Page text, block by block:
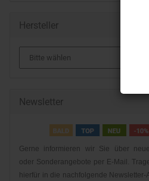
Hersteller
Newsletter
Gerne informieren wir Sie über
oder Sonderangebote per E-Mail.
hierfür in die nachfolgende Newsletter-